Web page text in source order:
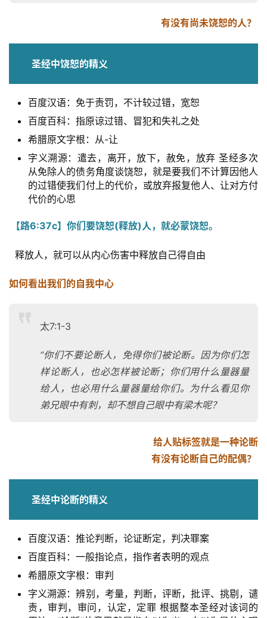
们
有没有尚未饶恕的人？
圣经中饶恕的精义
百度汉语：免于责罚，不计较过错，宽恕
百度百科：指原谅过错、冒犯和失礼之处
希腊原文字根：从-让
字义溯源：遣去，离开，放下，赦免，放弃 圣经多次
从免除人的债务角度谈饶恕，就是要我们不计算因他人
的过错使我们付上的代价，或放弃报复他人、让对方付
代价的心思
【路6:37c】你们要饶恕(释放)人，就必蒙饶恕。
  释放人，就可以从内心伤害中释放自己得自由
如何看出我们的自我中心
太7:1-3
“你们不要论断人，免得你们被论断。因为你们怎
样论断人，也必怎样被论断；你们用什么量器量
给人，也必用什么量器量给你们。为什么看见你
弟兄眼中有刺，却不想自己眼中有梁木呢？
给人贴标签就是一种论断
有没有论断自己的配偶？
圣经中论断的精义
百度汉语：推论判断，论证断定，判决罪案
百度百科：一般指论点，指作者表明的观点
希腊原文字根：审判
字义溯源：辨别，考量，判断，评断，批评、挑剔，谴
责，审判，审问，认定，定罪 根据整本圣经对该词的